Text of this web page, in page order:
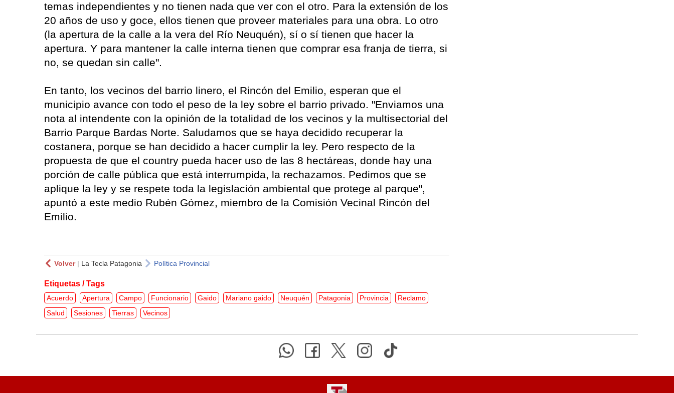
temas independientes y no tienen nada que ver con el otro. Para la extensión de los
20 años de uso y goce, ellos tienen que proveer materiales para una obra. Lo otro
(la apertura de la calle a la vera del Río Neuquén), sí o sí tienen que hacer la
apertura. Y para mantener la calle interna tienen que comprar esa franja de tierra, si
no, se quedan sin calle".
En tanto, los vecinos del barrio linero, el Rincón del Emilio, esperan que el
municipio avance con todo el peso de la ley sobre el barrio privado. "Enviamos una
nota al intendente con la opinión de la totalidad de los vecinos y la multisectorial del
Barrio Parque Bardas Norte. Saludamos que se haya decidido recuperar la
costanera, porque se han decidido a hacer cumplir la ley. Pero respecto de la
propuesta de que el country pueda hacer uso de las 8 hectáreas, donde hay una
porción de calle pública que está interrumpida, la rechazamos. Pedimos que se
aplique la ley y se respete toda la legislación ambiental que protege al parque",
apuntó a este medio Rubén Gómez, miembro de la Comisión Vecinal Rincón del
Emilio.
Volver| La Tecla Patagonia Política Provincial
Etiquetas / Tags
Acuerdo Apertura Campo Funcionario Gaido Mariano gaido Neuquén Patagonia Provincia
Reclamo
Salud
Sesiones Tierras Vecinos